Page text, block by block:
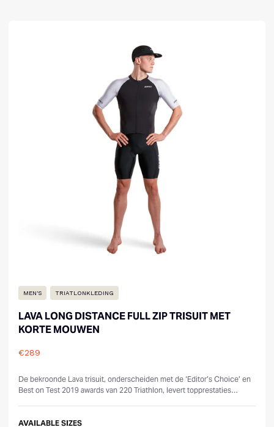
MEN'S TRIATLONKLEDING
LAVA LONG DISTANCE FULL ZIP TRISUIT MET
KORTE MOUWEN
€289
De bekroonde Lava trisuit, onderscheiden met de ‘Editor’s Choice’ en
Best on Test 2019 awards van 220 Triathlon, levert topprestaties
AVAILABLE SIZES